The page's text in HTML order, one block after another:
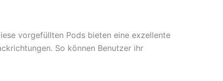
vorgefüllten Pods bieten eine exzellente
So können Benutzer ihr